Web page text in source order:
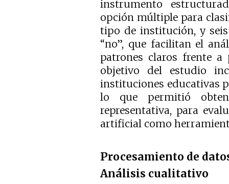
instrumento
opción múltiple para
tipo de institución, y seis
“no”, que facilitan el
patrones claros frente a
objetivo del estudio
instituciones educativas
lo que permitió
representativa, para
artificial como
Procesamiento de
Análisis cualitativo